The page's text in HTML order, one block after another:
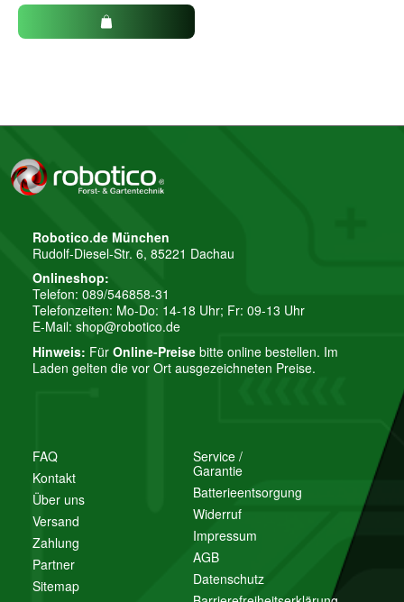
FAQ
Kontakt
Über uns
Versand
Zahlung
Partner
Sitemap
Service /
Garantie
Batterieentsorgung
Widerruf
Impressum
AGB
Datenschutz
Robotico.de München
Rudolf-Diesel-Str. 6, 85221 Dachau
Onlineshop:
Telefon: 089/546858-31
Telefonzeiten: Mo-Do: 14-18 Uhr; Fr: 09-13 Uhr
E-Mail: shop@robotico.de
Hinweis: Für Online-Preise bitte online bestellen. Im
Laden gelten die vor Ort ausgezeichneten Preise.